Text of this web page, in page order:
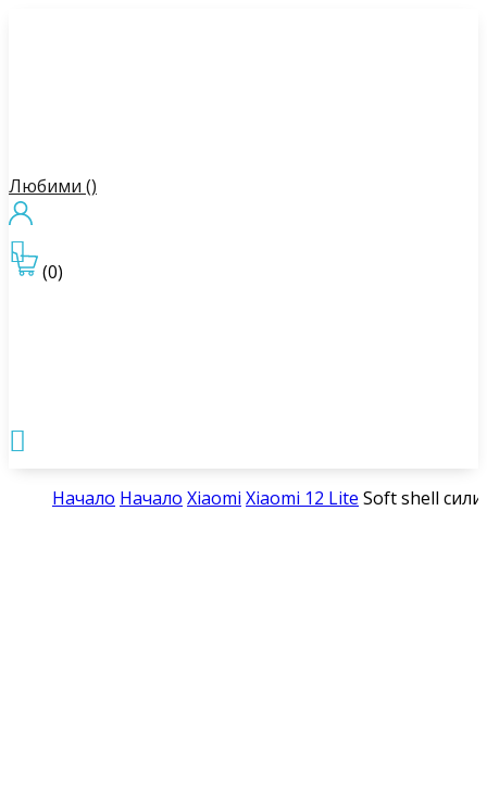
Любими ()
(0)


Начало Начало Xiaomi Xiaomi 12 Lite Soft shell